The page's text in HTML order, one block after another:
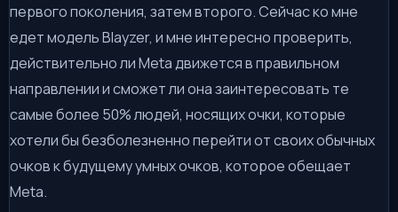
первого поколения, затем второго. Сейчас ко мне
едет модель Blayzer, и мне интересно проверить,
действительно ли Meta движется в правильном
направлении и сможет ли она заинтересовать те
самые более 50% людей, носящих очки, которые
хотели бы безболезненно перейти от своих обычных
очков к будущему умных очков, которое обещает
Meta.